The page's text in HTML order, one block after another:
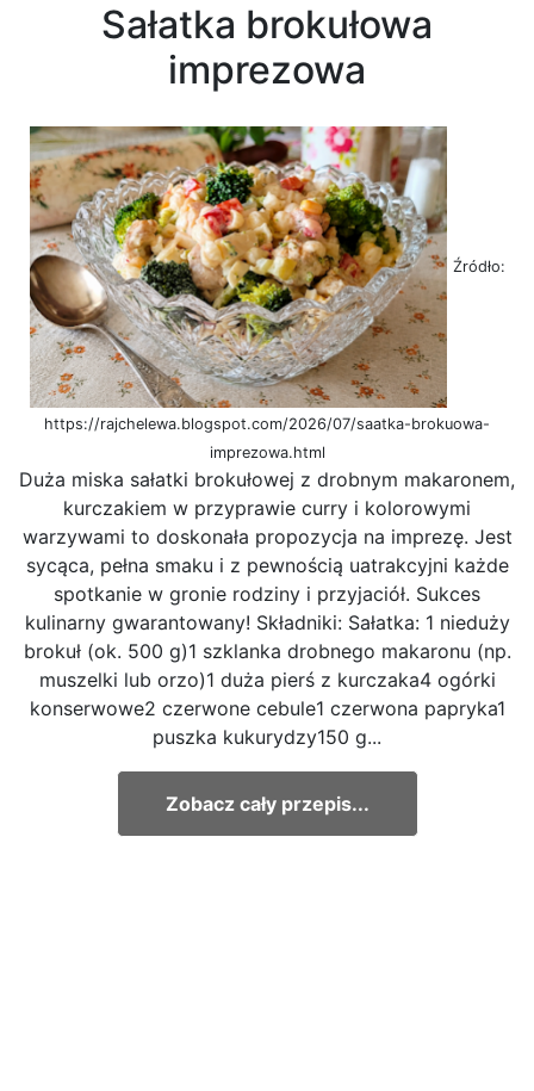
Sałatka brokułowa
imprezowa
Źródło:
https://rajchelewa.blogspot.com/2026/07/saatka-brokuowa-
imprezowa.html
Duża miska sałatki brokułowej z drobnym makaronem,
kurczakiem w przyprawie curry i kolorowymi
warzywami to doskonała propozycja na imprezę. Jest
sycąca, pełna smaku i z pewnością uatrakcyjni każde
spotkanie w gronie rodziny i przyjaciół. Sukces
kulinarny gwarantowany! Składniki: Sałatka: 1 nieduży
brokuł (ok. 500 g)1 szklanka drobnego makaronu (np.
muszelki lub orzo)1 duża pierś z kurczaka4 ogórki
konserwowe2 czerwone cebule1 czerwona papryka1
puszka kukurydzy150 g...
Zobacz cały przepis...